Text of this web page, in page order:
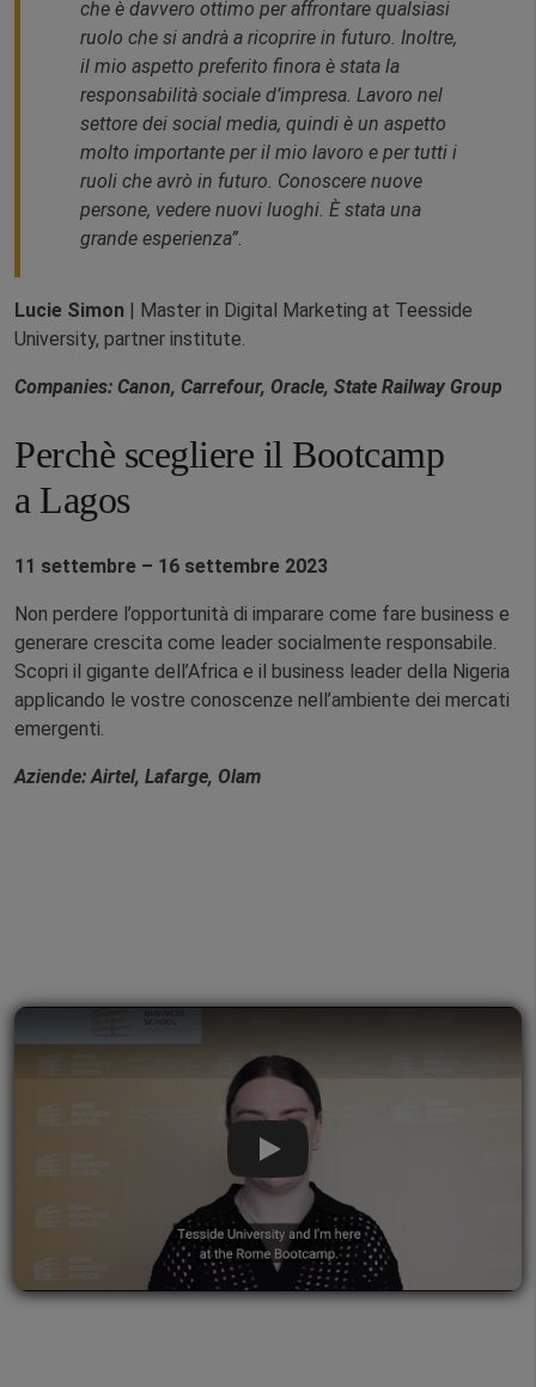
che è davvero ottimo per affrontare qualsiasi
ruolo che si andrà a ricoprire in futuro. Inoltre,
il mio aspetto preferito finora è stata la
responsabilità sociale d’impresa. Lavoro nel
settore dei social media, quindi è un aspetto
molto importante per il mio lavoro e per tutti i
ruoli che avrò in futuro. Conoscere nuove
persone, vedere nuovi luoghi. È stata una
grande esperienza”.
Lucie Simon | Master in Digital Marketing at Teesside
University, partner institute.
Companies: Canon, Carrefour, Oracle, State Railway Group
Perchè scegliere il Bootcamp
a Lagos
11 settembre – 16 settembre 2023
Non perdere l’opportunità di imparare come fare business e
generare crescita come leader socialmente responsabile.
Scopri il gigante dell’Africa e il business leader della Nigeria
applicando le vostre conoscenze nell’ambiente dei mercati
emergenti.
Aziende: Airtel, Lafarge, Olam
Play Video